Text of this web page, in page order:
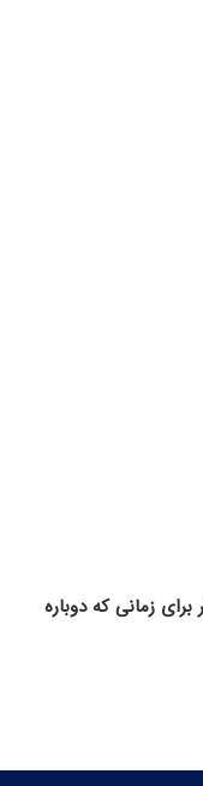
زمانی که دوباره